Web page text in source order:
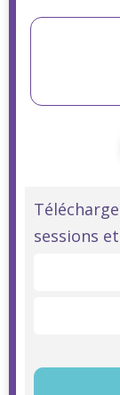
Anglais
Premier
sessions